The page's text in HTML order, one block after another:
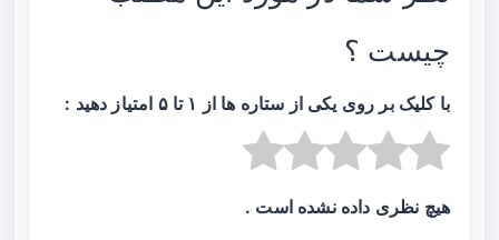
چیست ؟
با کلیک بر روی یکی از ستاره ها از ۱ تا ۵ امتیاز دهید :
هیچ نظری داده نشده است .